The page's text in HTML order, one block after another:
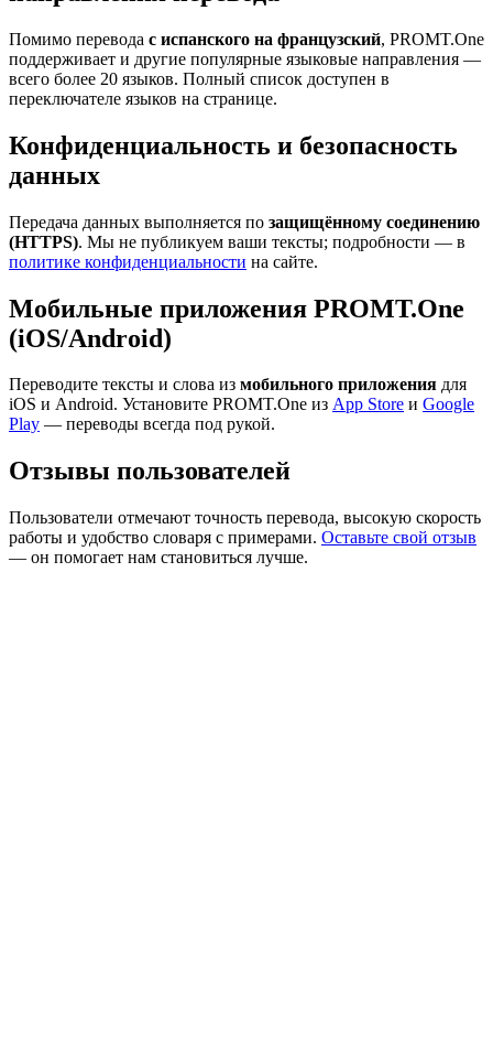
Помимо перевода с испанского на французский, PROMT.One
поддерживает и другие популярные языковые направления —
всего более 20 языков. Полный список доступен в
переключателе языков на странице.
Конфиденциальность и безопасность
данных
Передача данных выполняется по защищённому соединению
(HTTPS). Мы не публикуем ваши тексты; подробности — в
политике конфиденциальности на сайте.
Мобильные приложения PROMT.One
(iOS/Android)
Переводите тексты и слова из мобильного приложения для
iOS и Android. Установите PROMT.One из App Store и Google
Play — переводы всегда под рукой.
Отзывы пользователей
Пользователи отмечают точность перевода, высокую скорость
работы и удобство словаря с примерами. Оставьте свой отзыв
— он помогает нам становиться лучше.